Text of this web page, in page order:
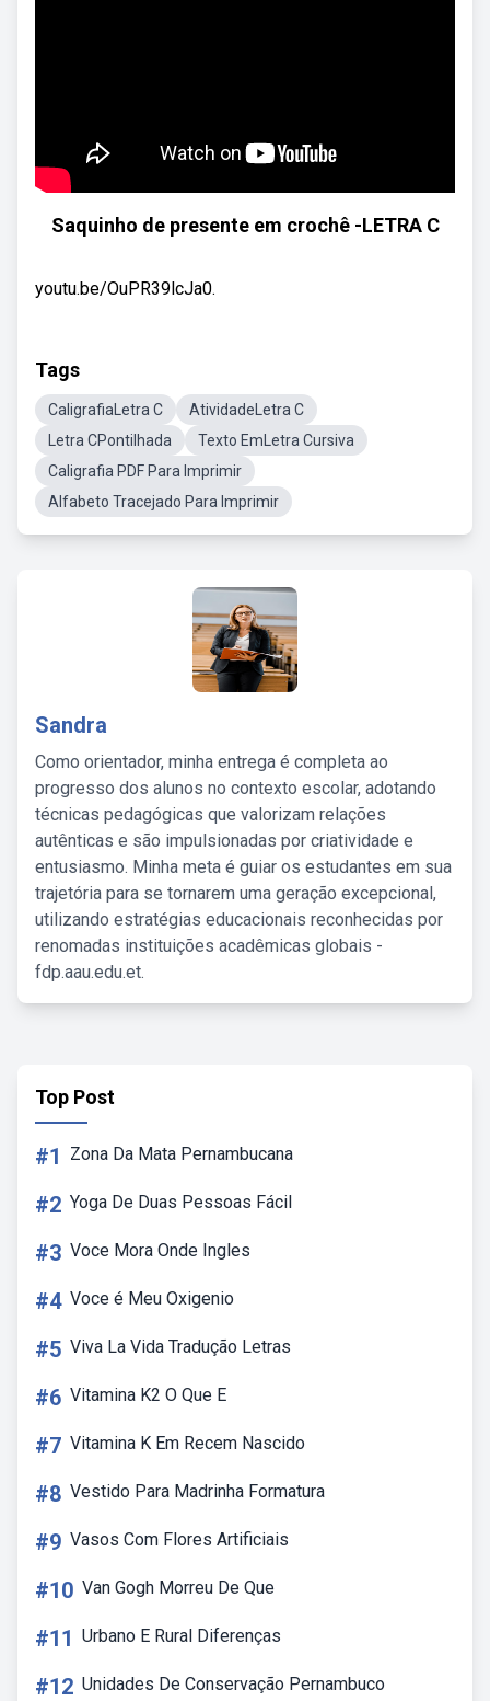
Saquinho de presente em crochê -LETRA C
youtu.be/OuPR39lcJa0.
Tags
CaligrafiaLetra C
AtividadeLetra C
Letra CPontilhada
Texto EmLetra Cursiva
Caligrafia PDF Para Imprimir
Alfabeto Tracejado Para Imprimir
Sandra
Como orientador, minha entrega é completa ao
progresso dos alunos no contexto escolar, adotando
técnicas pedagógicas que valorizam relações
autênticas e são impulsionadas por criatividade e
entusiasmo. Minha meta é guiar os estudantes em sua
trajetória para se tornarem uma geração excepcional,
utilizando estratégias educacionais reconhecidas por
renomadas instituições acadêmicas globais -
fdp.aau.edu.et.
Top Post
#1 Zona Da Mata Pernambucana
#2 Yoga De Duas Pessoas Fácil
#3 Voce Mora Onde Ingles
#4 Voce é Meu Oxigenio
#5 Viva La Vida Tradução Letras
#6 Vitamina K2 O Que E
#7 Vitamina K Em Recem Nascido
#8 Vestido Para Madrinha Formatura
#9 Vasos Com Flores Artificiais
#10 Van Gogh Morreu De Que
#11 Urbano E Rural Diferenças
#12 Unidades De Conservação Pernambuco